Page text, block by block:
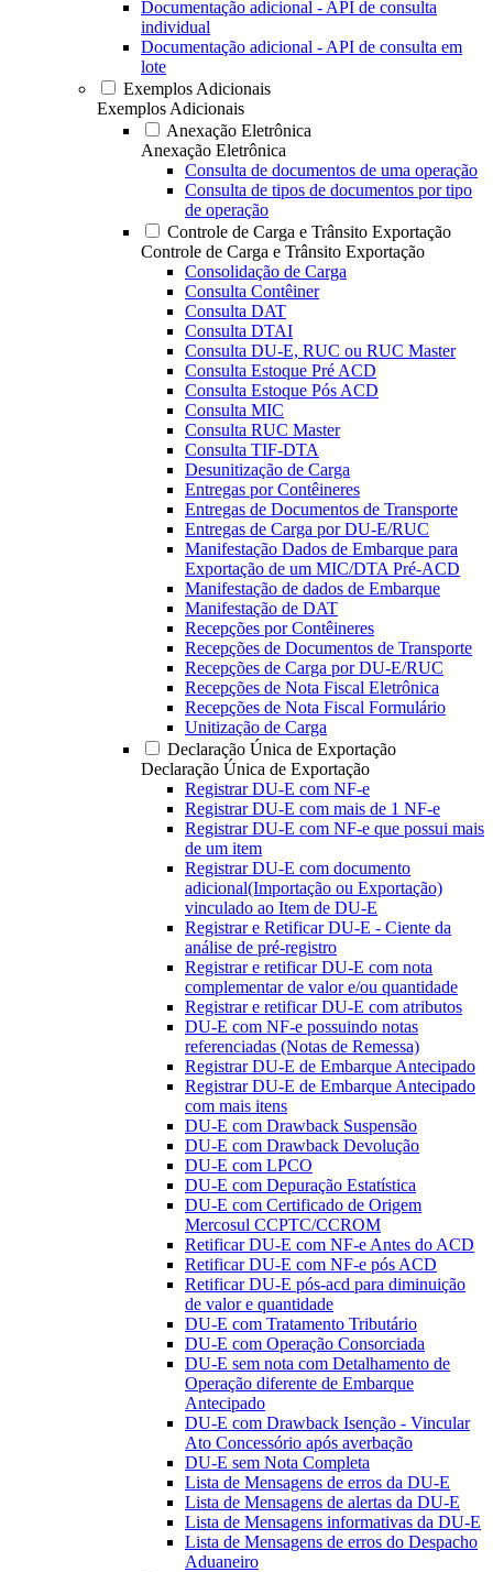
Documentação adicional - API de consulta
individual
Documentação adicional - API de consulta em
lote
Exemplos Adicionais
Exemplos Adicionais
Anexação Eletrônica
Anexação Eletrônica
Consulta de documentos de uma operação
Consulta de tipos de documentos por tipo
de operação
Controle de Carga e Trânsito Exportação
Controle de Carga e Trânsito Exportação
Consolidação de Carga
Consulta Contêiner
Consulta DAT
Consulta DTAI
Consulta DU-E, RUC ou RUC Master
Consulta Estoque Pré ACD
Consulta Estoque Pós ACD
Consulta MIC
Consulta RUC Master
Consulta TIF-DTA
Desunitização de Carga
Entregas por Contêineres
Entregas de Documentos de Transporte
Entregas de Carga por DU-E/RUC
Manifestação Dados de Embarque para
Exportação de um MIC/DTA Pré-ACD
Manifestação de dados de Embarque
Manifestação de DAT
Recepções por Contêineres
Recepções de Documentos de Transporte
Recepções de Carga por DU-E/RUC
Recepções de Nota Fiscal Eletrônica
Recepções de Nota Fiscal Formulário
Unitização de Carga
Declaração Única de Exportação
Declaração Única de Exportação
Registrar DU-E com NF-e
Registrar DU-E com mais de 1 NF-e
Registrar DU-E com NF-e que possui mais
de um item
Registrar DU-E com documento
adicional(Importação ou Exportação)
vinculado ao Item de DU-E
Registrar e Retificar DU-E - Ciente da
análise de pré-registro
Registrar e retificar DU-E com nota
complementar de valor e/ou quantidade
Registrar e retificar DU-E com atributos
DU-E com NF-e possuindo notas
referenciadas (Notas de Remessa)
Registrar DU-E de Embarque Antecipado
Registrar DU-E de Embarque Antecipado
com mais itens
DU-E com Drawback Suspensão
DU-E com Drawback Devolução
DU-E com LPCO
DU-E com Depuração Estatística
DU-E com Certificado de Origem
Mercosul CCPTC/CCROM
Retificar DU-E com NF-e Antes do ACD
Retificar DU-E com NF-e pós ACD
Retificar DU-E pós-acd para diminuição
de valor e quantidade
DU-E com Tratamento Tributário
DU-E com Operação Consorciada
DU-E sem nota com Detalhamento de
Operação diferente de Embarque
Antecipado
DU-E com Drawback Isenção - Vincular
Ato Concessório após averbação
DU-E sem Nota Completa
Lista de Mensagens de erros da DU-E
Lista de Mensagens de alertas da DU-E
Lista de Mensagens informativas da DU-E
Lista de Mensagens de erros do Despacho
Aduaneiro